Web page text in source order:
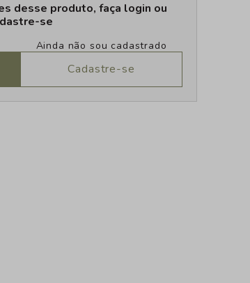
desse produto, faça login ou
se
Ainda não sou cadastrado
Cadastre-se